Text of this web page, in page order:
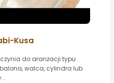
Kusa
do aranżacji typu
balona, walca, cylindra lub